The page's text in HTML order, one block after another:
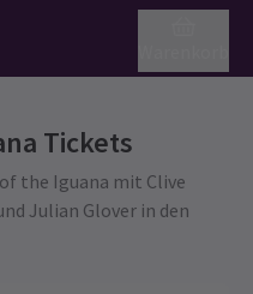
Tickets
the Iguana mit Clive
Julian Glover in den